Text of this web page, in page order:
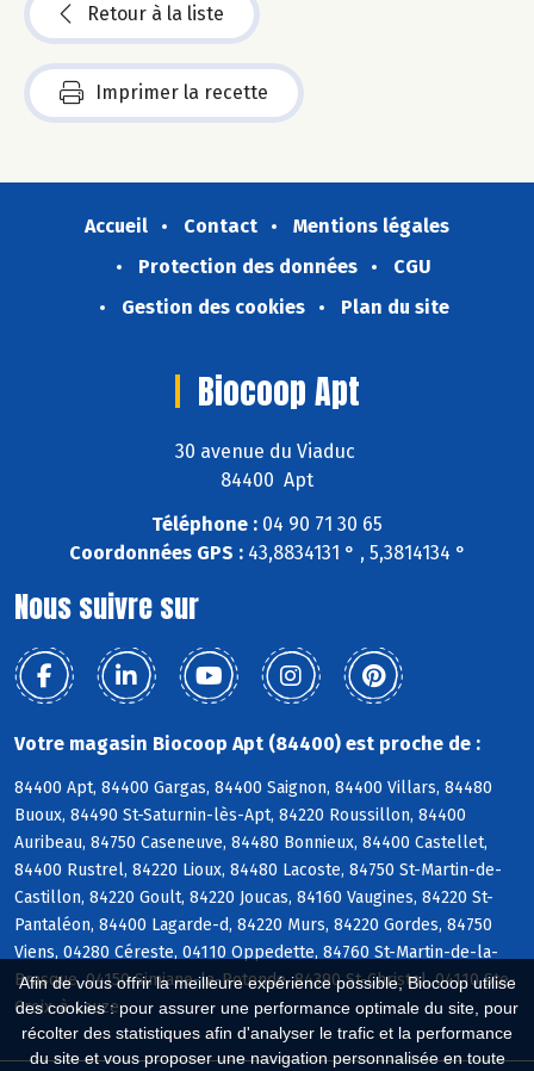
Afin de vous offrir la meilleure expérience possible, Biocoop utilise
des cookies : pour assurer une performance optimale du site, pour
récolter des statistiques afin d'analyser le trafic et la performance
du site et vous proposer une navigation personnalisée en toute
Retour à la liste
Imprimer la recette
Accueil Contact
Mentions légales
Protection des données
CGU
Gestion des cookies
Plan du site
Biocoop Apt
30 avenue du Viaduc
84400 Apt
Téléphone : 04 90 71 30 65
Coordonnées GPS :43,8834131 ° , 5,3814134 °
Nous suivre sur
Votre magasin Biocoop Apt (84400) est proche de :
84400 Apt, 84400 Gargas, 84400 Saignon, 84400 Villars, 84480
Buoux, 84490 St-Saturnin-lès-Apt, 84220 Roussillon, 84400
Auribeau, 84750 Caseneuve, 84480 Bonnieux, 84400 Castellet,
84400 Rustrel, 84220 Lioux, 84480 Lacoste, 84750 St-Martin-de-
Castillon, 84220 Goult, 84220 Joucas, 84160 Vaugines, 84220 St-
Pantaléon, 84400 Lagarde-d, 84220 Murs, 84220 Gordes, 84750
Viens, 04280 Céreste, 04110 Oppedette, 84760 St-Martin-de-la-
Brasque, 04150 Simiane-la-Rotonde, 84390 St-Christol, 04110 Ste-
Croix-à-Lauze